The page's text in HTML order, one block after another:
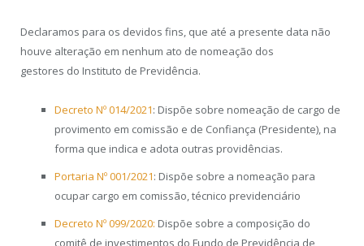
Declaramos para os devidos fins, que até a presente data não
houve alteração em nenhum ato de nomeação dos
gestores do Instituto de Previdência.
Decreto Nº 014/2021: Dispõe sobre nomeação de cargo de
provimento em comissão e de Confiança (Presidente), na
forma que indica e adota outras providências.
Portaria Nº 001/2021: Dispõe sobre a nomeação para
ocupar cargo em comissão, técnico previdenciário
Decreto Nº 099/2020: Dispõe sobre a composição do
comitê de investimentos do Fundo de Previdência de